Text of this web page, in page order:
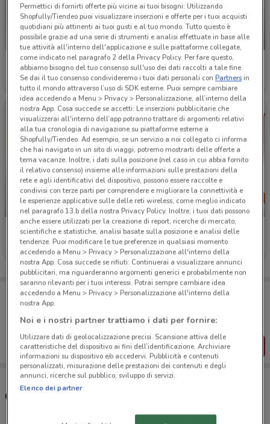
Conad
Scade il 30/09 10.5 km
-2 GIORNI
Conad
Scade martedì 2.2 km
-2 GIORNI
Conad
Scade martedì 7.2 km
-2 GIORNI
Conad
Scade martedì
Porta DoveConviene sempre con te!
dal tuo cellulare.
SCARICA L’APP
Orari e Negozi Conad
Permettici di fornirti offerte più vicine ai tuoi bisogni: Utilizzando
Shopfully/Tiendeo puoi visualizzare inserzioni e offerte per i tuoi acquisti
quotidiani più attinenti ai tuoi gusti e al tuo mondo. Tutto questo è
possibile grazie ad una serie di strumenti e analisi effettuate in base alle
tue attività all'interno dell'applicazione e sulle piattaforme collegate,
come indicato nel paragrafo 2 della Privacy Policy. Per fare questo,
abbiamo bisogno del tuo consenso sull'uso dei dati raccolti a tale fine.
Se dai il tuo consenso condivideremo i tuoi dati personali conPartnersin
tutto il mondo attraverso l’uso di SDK esterne. Puoi sempre cambiare
idea accedendo a Menu > Privacy > Personalizzazione, all’interno della
nostra App. Cosa succede se accetti: Le inserzioni pubblicitarie che
visualizzerai all'interno dell’app potranno trattare di argomenti relativi
alla tua cronologia di navigazione su piattaforme esterne a
Shopfully/Tiendeo. Ad esempio, se un servizio a noi collegato ci informa
che hai navigato in un sito di viaggi, potremo mostrarti delle offerte a
tema vacanze. Inoltre, i dati sulla posizione (nel caso in cui abbia fornito
il relativo consenso) insieme alle informazioni sulle prestazioni della
rete e agli identificativi del dispositivo, possono essere raccolte e
condivisi con terze parti per comprendere e migliorare la connettività e
le esperienze applicative sulle delle reti wireless, come meglio indicato
nel paragrafo 13.b della nostra Privacy Policy. Inoltre, i tuoi dati possono
anche essere utilizzati per la creazione di report, ricerche di mercato,
scientifiche e statistiche, analisi basate sulla posizione e analisi delle
tendenze. Puoi modificare le tue preferenze in qualsiasi momento
accedendo a Menu > Privacy > Personalizzazione all'interno della
nostra App. Cosa succede se rifiuti: Continuerai a visualizzare annunci
pubblicitari, ma riguarderanno argomenti generici e probabilmente non
saranno rilevanti per i tuoi interessi. Potrai sempre cambiare idea
accedendo a Menu > Privacy > Personalizzazione all'interno della
nostra App.
Noi e i nostri partner trattiamo i dati per fornire:
Utilizzare dati di geolocalizzazione precisi. Scansione attiva delle
caratteristiche del dispositivo ai fini dell’identificazione. Archiviare
informazioni su dispositivo e/o accedervi. Pubblicità e contenuti
personalizzati, misurazione delle prestazioni dei contenuti e degli
annunci, ricerche sul pubblico, sviluppo di servizi.
Elenco dei partner